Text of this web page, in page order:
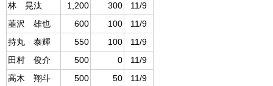
林 晃汰
1,200 300
11/9
韮沢 雄也
600 100
11/9
持丸 泰輝
550 100
11/9
田村 俊介
500 0
11/9
高木 翔斗
500 50
11/9